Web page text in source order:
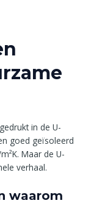
in de U-
goed geïsoleerd
Maar de U-
verhaal.
waarom